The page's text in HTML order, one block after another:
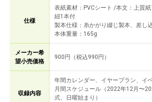
仕様
表紙素材：PVCシート /本文：上質
紐1本付
製本仕様：糸かがり綴じ製本、差し
本体重量：165g
メーカー希
望小売価格
900円（税込990円）
収録内容
年間カレンダー、イヤープラン、イ
月間スケジュール（2022年12月〜
式、日曜始まり）